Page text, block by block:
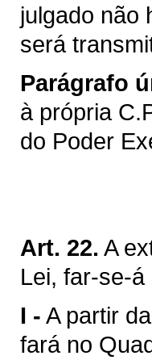
julgado não
será
Parágrafo
à própria
do Poder
Art. 22. A
Lei, far-se-
I - A partir
fará no